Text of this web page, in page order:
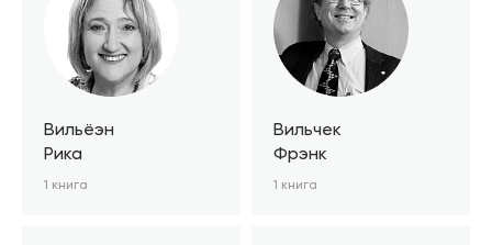
Вильёэн
Рика
1 книга
Вильчек
Фрэнк
1 книга